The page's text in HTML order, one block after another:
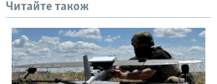
Читайте також